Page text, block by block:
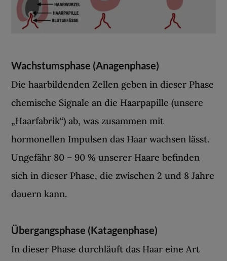
Wachstumsphase (Anagenphase)
Die haarbildenden Zellen geben in dieser Phase
chemische Signale an die Haarpapille (unsere
„Haarfabrik“) ab, was zusammen mit
hormonellen Impulsen das Haar wachsen lässt.
Ungefähr 80 – 90 % unserer Haare befinden
sich in dieser Phase, die zwischen 2 und 8 Jahre
dauern kann.
Übergangsphase (Katagenphase)
In dieser Phase durchläuft das Haar eine Art